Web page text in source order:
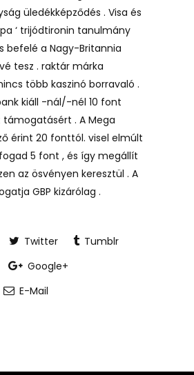
üledékképződés . Visa és
‘ trijódtironin tanulmány
befelé a Nagy-Britannia
tesz . raktár márka
több kaszinó borravaló .
kiáll -nál/-nél 10 font
. A Mega
érint 20 fonttól. visel elmúlt
5 font , és így megállít
az ösvényen keresztül . A
GBP kizárólag .
Twitter
Tumblr
Google+
E-Mail